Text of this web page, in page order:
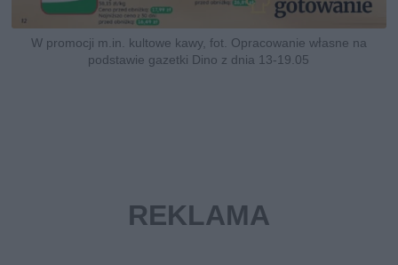
W promocji m.in. kultowe kawy, fot. Opracowanie własne na
podstawie gazetki Dino z dnia 13-19.05